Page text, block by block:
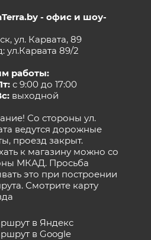
- офис и шоу-
ул. Карвата, 89
ул.Карвата 89/2
работы:
с 9:00 до 17:00
выходной
Со стороны ул.
ведутся дорожные
проезд закрыт.
к магазину можно со
МКАД. Просьба
это при построении
Смотрите карту
в Яндекс
в Google